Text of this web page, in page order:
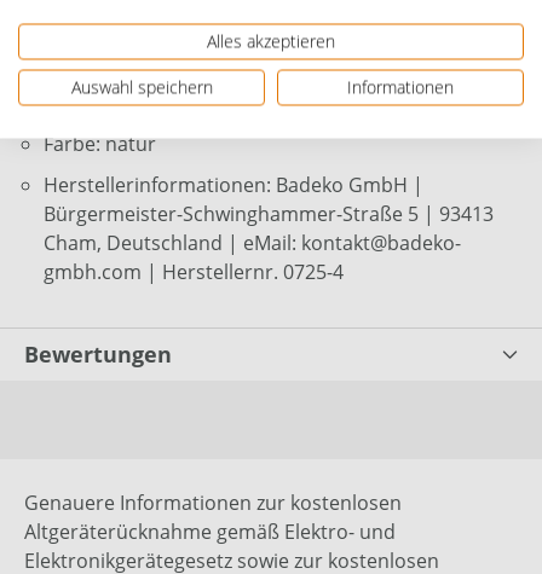
Maße: 40 x 25 cm (H x B)
Material: Holz
Farbe: natur
Herstellerinformationen: Badeko GmbH |
Bürgermeister-Schwinghammer-Straße 5 | 93413
Cham, Deutschland | eMail: kontakt@badeko-
gmbh.com | Herstellernr. 0725-4
Bewertungen
Genauere Informationen zur kostenlosen
Altgeräterücknahme gemäß Elektro- und
Elektronikgerätegesetz sowie zur kostenlosen
Alles akzeptieren
Auswahl speichern
Informationen